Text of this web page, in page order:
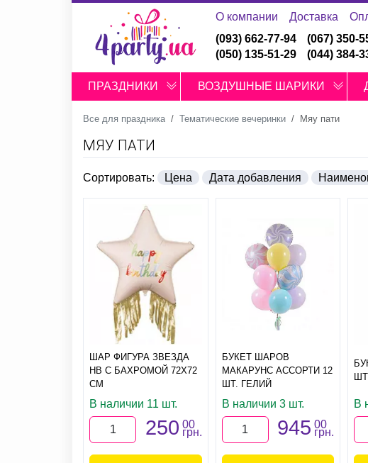
О компании Доставка
(093) 662-77-94
(050) 135-51-29
(067) 350-
(044) 384-
ПРАЗДНИКИ ВОЗДУШНЫЕ ШАРИКИ
Все для праздника Тематические вечеринки Мяу пати
МЯУ ПАТИ
Сортировать: Цена Дата добавления
ШАР ФИГУРА ЗВЕЗДА
HB С БАХРОМОЙ 72Х72
СМ
В наличии 11 шт.
250 00
грн.
БУКЕТ ШАРОВ
МАКАРУНС АССОРТИ 12
ШТ. ГЕЛИЙ
В наличии 3 шт.
945 00
грн.
В